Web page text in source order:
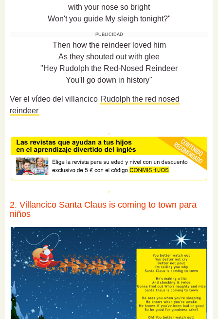
with your nose so bright
Won't you guide My sleigh tonight?"
PUBLICIDAD
Then how the reindeer loved him
As they shouted out with glee
"Hey Rudolph the Red-Nosed Reindeer
You'll go down in history"
Ver el vídeo del villancico Rudolph the red nosed
reindeer
2. Villancico Santa Claus is coming to town para
niños